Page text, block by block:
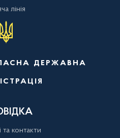
лінія
державна
та контакти